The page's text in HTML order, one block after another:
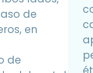
de
en
de